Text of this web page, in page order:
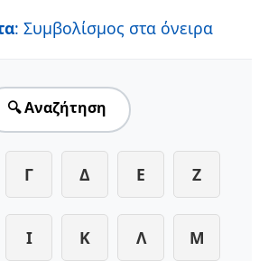
: Συμβολίσμος στα όνειρα
🔍 Αναζήτηση
Γ Δ Ε Ζ
Ι Κ Λ Μ